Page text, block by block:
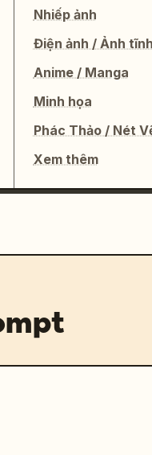
xộn
phong cách
nhẹ, chi tiết
cao, sẵn
Nhiếp ảnh
Điện ảnh / Ảnh
Anime / Manga
Minh họa
Phác Thảo / Nét
Xem thêm